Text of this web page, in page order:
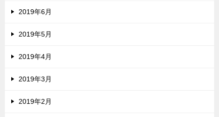
2019年6月
2019年5月
2019年4月
2019年3月
2019年2月